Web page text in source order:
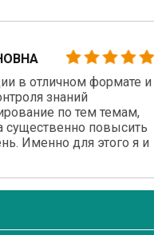
в отличном формате и
знаний
по тем темам,
повысить
Именно для этого я и